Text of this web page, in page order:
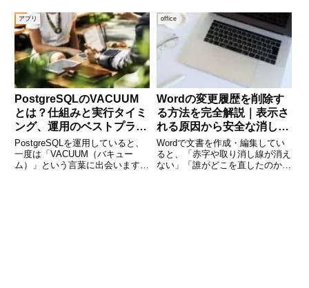
ージョン 128.1.0esr (64ビット)
(adsbygoogl
送付すると、第三者に閲覧された
り改ざんされたりするリスクがあ
ります。そこで役立つのが「PDF
へのパスワード設定」です。
アプリ
PostgreSQLのVACUUM
とは？仕組みと実行タイミ
ング、運用のベストプラク
ティスを解説
PostgreSQLを運用していると、
一度は「VACUUM（バキュー
ム）」という言葉に出会います。
office
Wordの変更履歴を削除す
る方法を完全解説｜表示さ
れる原因から安全な消し方
まで
Wordで文書を作成・編集してい
ると、「赤字や取り消し線が消え
ない」「誰がどこを直したのか表